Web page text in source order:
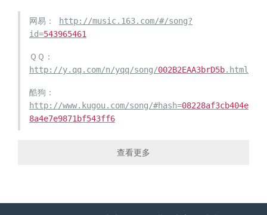
网易：
http://music.163.com/#/song?
id=543965461
ＱＱ：
http://y.qq.com/n/yqq/song/002B2EAA3brD5b.html
酷狗：
http://www.kugou.com/song/#hash=08228af3cb404e
8a4e7e9871bf543ff6
查看更多